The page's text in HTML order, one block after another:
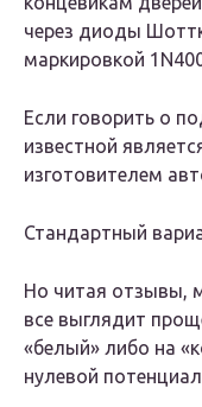
через диоды
маркировкой
Если говорить о
известной
изготовителем
Стандартный
Но читая отзывы,
все выглядит
«белый» либо на
нулевой